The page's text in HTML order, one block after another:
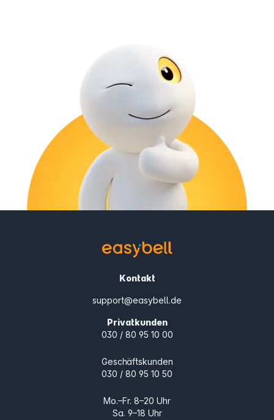
Kontakt
support@easybell.de
Privatkunden
030 / 80 95 10 00
Geschäftskunden
030 / 80 95 10 50
Mo.–Fr. 8–20 Uhr
Sa. 9–18 Uhr